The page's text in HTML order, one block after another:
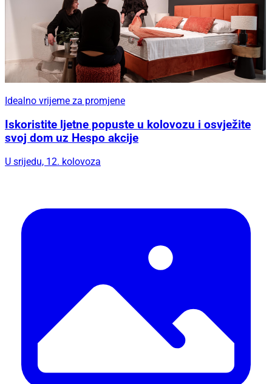
Idealno vrijeme za promjene
Iskoristite ljetne popuste u kolovozu i osvježite
svoj dom uz Hespo akcije
U srijedu, 12. kolovoza